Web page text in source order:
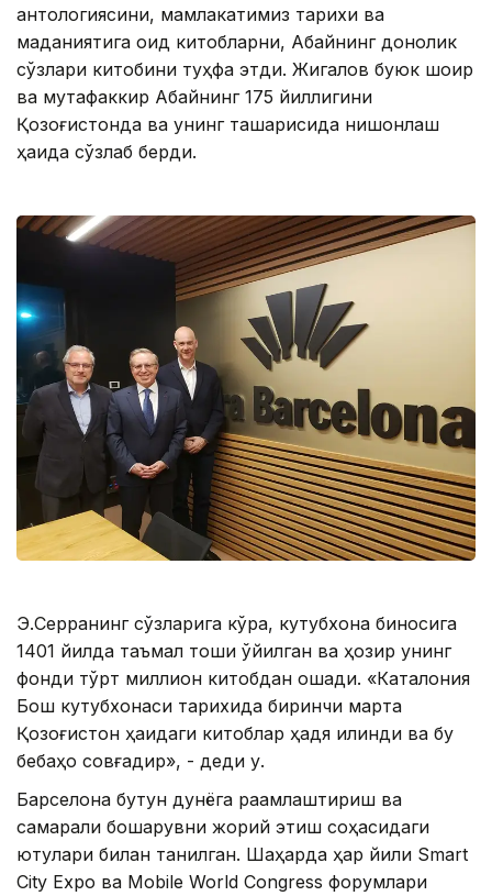
антологиясини, мамлакатимиз тарихи ва
маданиятига оид китобларни, Абайнинг донолик
сўзлари китобини туҳфа этди. Жигалов буюк шоир
ва мутафаккир Абайнинг 175 йиллигини
Қозоғистонда ва унинг ташқарисида нишонлаш
ҳақида сўзлаб берди.
Э.Серранинг сўзларига кўра, кутубхона биносига
1401 йилда таъмал тоши қўйилган ва ҳозир унинг
фонди тўрт миллион китобдан ошади. «Каталония
Бош кутубхонаси тарихида биринчи марта
Қозоғистон ҳақидаги китоблар ҳадя қилинди ва бу
бебаҳо совғадир», - деди у.
Барселона бутун дунёга рақамлаштириш ва
самарали бошқарувни жорий этиш соҳасидаги
ютуқлари билан танилган. Шаҳарда ҳар йили Smart
City Expo ва Mobile World Congress форумлари